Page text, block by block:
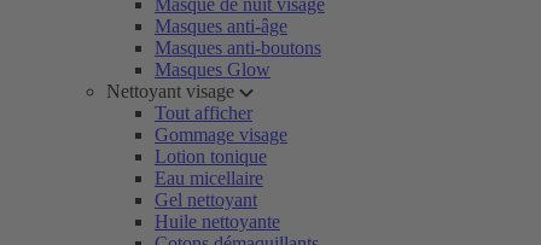
Masque de nuit visage
Masques anti-âge
Masques anti-boutons
Masques Glow
Nettoyant visage
Tout afficher
Gommage visage
Lotion tonique
Eau micellaire
Gel nettoyant
Huile nettoyante